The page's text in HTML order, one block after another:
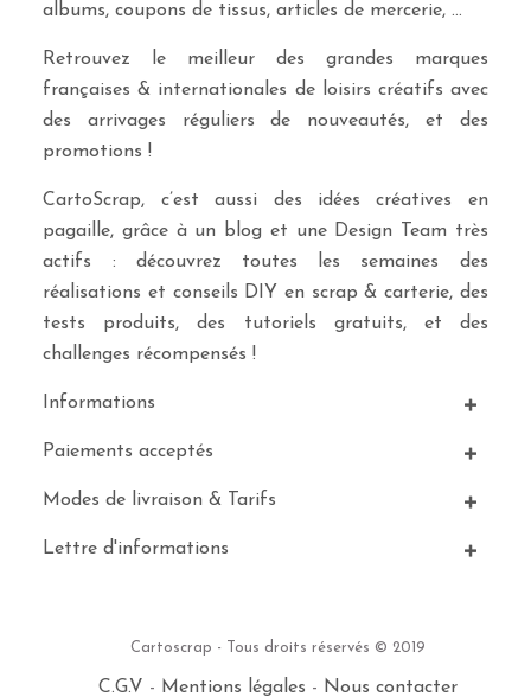
albums, coupons de tissus, articles de mercerie, …
Retrouvez le meilleur des grandes marques
françaises & internationales de loisirs créatifs avec
des arrivages réguliers de nouveautés, et des
promotions !
CartoScrap, c’est aussi des idées créatives en
pagaille, grâce à un blog et une Design Team très
actifs : découvrez toutes les semaines des
réalisations et conseils DIY en scrap & carterie, des
tests produits, des tutoriels gratuits, et des
challenges récompensés !
Informations
Paiements acceptés
Modes de livraison & Tarifs
Lettre d'informations
Cartoscrap - Tous droits réservés © 2019
C.G.V - Mentions légales - Nous contacter